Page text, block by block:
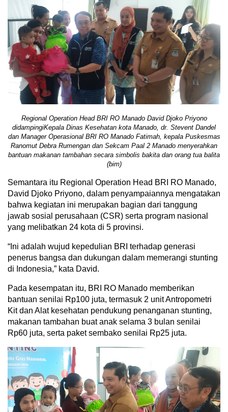
Regional Operation Head BRI RO Manado David Djoko Priyono
didampingiKepala Dinas Kesehatan kota Manado, dr. Stevent Dandel
dan Manager Operasional BRI RO Manado Fatimah, kepala Puskesmas
Ranomut Debra Rumengan dan Sekcam Paal 2 Manado menyerahkan
bantuan makanan tambahan secara simbolis bakita dan orang tua balita
(bim)
Semantara itu Regional Operation Head BRI RO Manado,
David Djoko Priyono, dalam penyampaiannya mengatakan
bahwa kegiatan ini merupakan bagian dari tanggung
jawab sosial perusahaan (CSR) serta program nasional
yang melibatkan 24 kota di 5 provinsi.
“Ini adalah wujud kepedulian BRI terhadap generasi
penerus bangsa dan dukungan dalam memerangi stunting
di Indonesia,” kata David.
Pada kesempatan itu, BRI RO Manado memberikan
bantuan senilai Rp100 juta, termasuk 2 unit Antropometri
Kit dan Alat kesehatan pendukung penanganan stunting,
makanan tambahan buat anak selama 3 bulan senilai
Rp60 juta, serta paket sembako senilai Rp25 juta.